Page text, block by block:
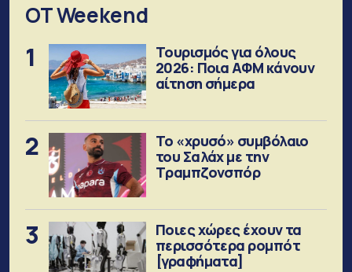
OT Weekend
1
Τουρισμός για όλους
2026: Ποια ΑΦΜ κάνουν
αίτηση σήμερα
2
Το «χρυσό» συμβόλαιο
του Σαλάχ με την
Τραμπζονσπόρ
3
Ποιες χώρες έχουν τα
περισσότερα ρομπότ
[γραφήματα]